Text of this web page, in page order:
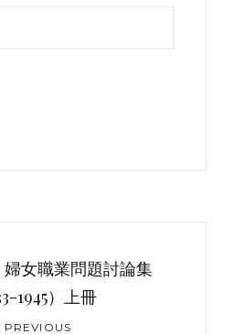
女職業問題討論集
1945）上冊
PREVIOUS